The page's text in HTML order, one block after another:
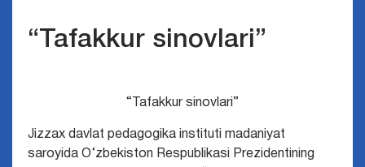
“Tafakkur sinovlari”
“Tafakkur sinovlari”
Jizzax davlat pedagogika instituti madaniyat
saroyida O‘zbekiston Respublikasi Prezidentining